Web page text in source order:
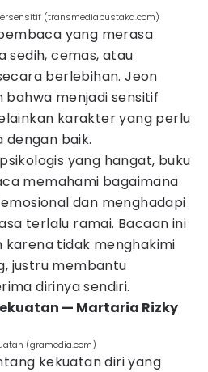
(transmediapustaka.com)
yang merasa
sedih, cemas, atau
berlebihan. Jeon
bahwa menjadi sensitif
karakter yang perlu
dengan baik.
yang hangat, buku
memahami bagaimana
dan menghadapi
terlalu ramai. Bacaan ini
tidak menghakimi
justru membantu
dirinya sendiri.
— Martaria Rizky
(gramedia.com)
kekuatan diri yang